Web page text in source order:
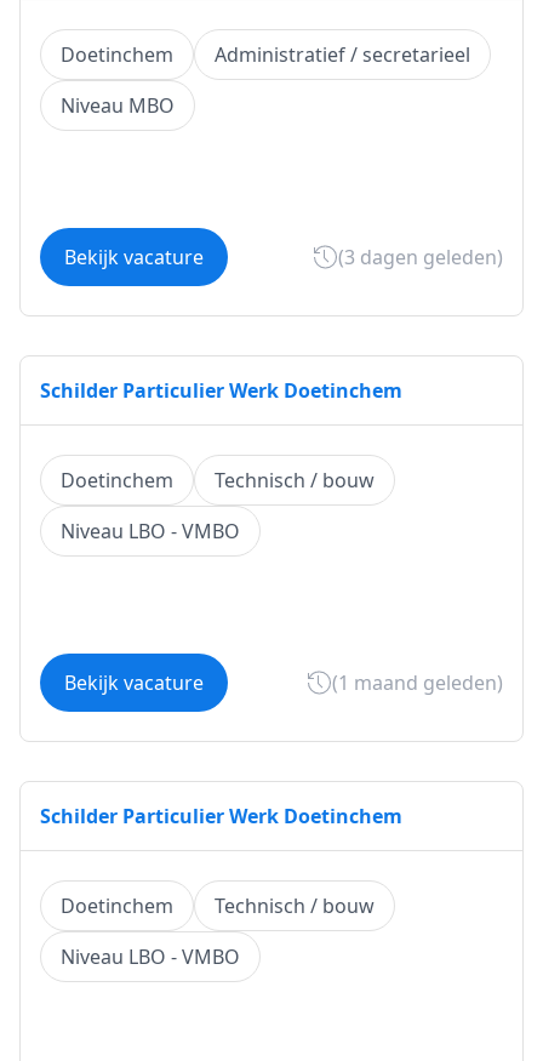
Doetinchem
Administratief / secretarieel
Niveau MBO
Bekijk vacature (3 dagen geleden)
Schilder Particulier Werk Doetinchem
Doetinchem
Technisch / bouw
Niveau LBO - VMBO
Bekijk vacature (1 maand geleden)
Schilder Particulier Werk Doetinchem
Doetinchem
Technisch / bouw
Niveau LBO - VMBO